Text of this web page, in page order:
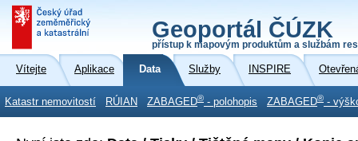
Geoportál ČÚZK
přístup k mapovým produktům a službám
Vítejte Aplikace Data Služby INSPIRE
Katastr nemovitostí RÚIAN ZABAGED® - polohopis ZABAGED® -